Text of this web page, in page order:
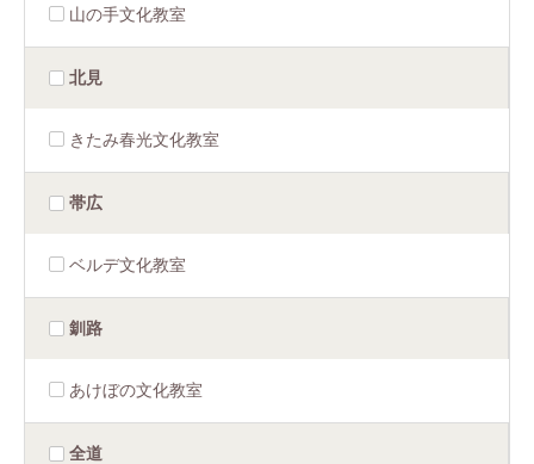
山の手文化教室
北見
きたみ春光文化教室
帯広
ベルデ文化教室
釧路
あけぼの文化教室
全道